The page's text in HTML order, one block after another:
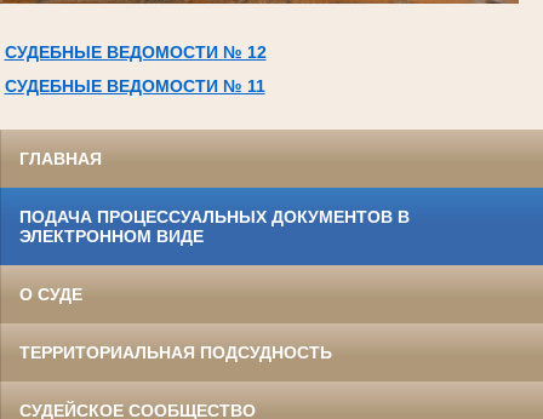
СУДЕБНЫЕ ВЕДОМОСТИ № 12
СУДЕБНЫЕ ВЕДОМОСТИ № 11
ГЛАВНАЯ
ПОДАЧА ПРОЦЕССУАЛЬНЫХ ДОКУМЕНТОВ В
ЭЛЕКТРОННОМ ВИДЕ
О СУДЕ
ТЕРРИТОРИАЛЬНАЯ ПОДСУДНОСТЬ
СУДЕЙСКОЕ СООБЩЕСТВО